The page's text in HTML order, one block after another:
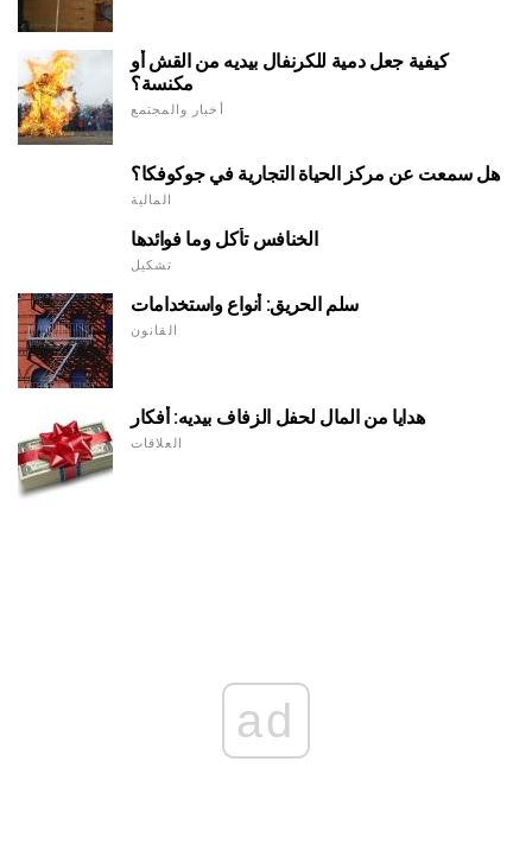
كيفية جعل دمية للكرنفال بيديه من القش أو
مكنسة؟
أخبار والمجتمع
هل سمعت عن مركز الحياة التجارية في جوكوفكا؟
المالية
الخنافس تأكل وما فوائدها
تشكيل
سلم الحريق: أنواع واستخدامات
القانون
هدايا من المال لحفل الزفاف بيديه: أفكار
العلاقات
ad